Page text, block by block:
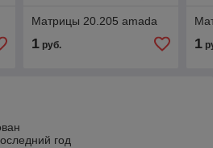
Матрицы 20.205 amada
1руб. 1
год